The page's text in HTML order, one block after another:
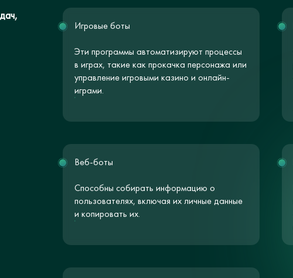
Игровые боты
Эти программы автоматизируют процессы
в играх, такие как прокачка персонажа или
управление игровыми казино и онлайн-
играми.
Веб-боты
Способны собирать информацию о
пользователях, включая их личные данные
и копировать их.